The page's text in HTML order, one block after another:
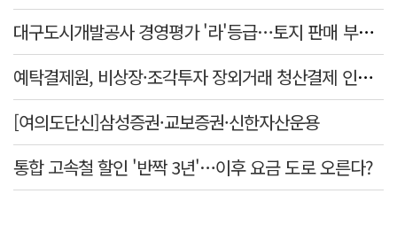
대구도시개발공사 경영평가 '라'등급…토지 판매 부진에 1년 만에 두 단계 '뚝'
예탁결제원, 비상장·조각투자 장외거래 청산결제 인프라 구축 착수…연내 가동
[여의도단신]삼성증권·교보증권·신한자산운용
통합 고속철 할인 '반짝 3년'…이후 요금 도로 오른다?